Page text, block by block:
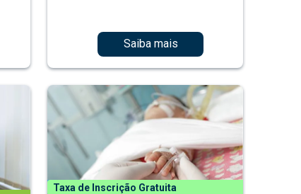
Saiba mais
Taxa de Inscrição Gratuita